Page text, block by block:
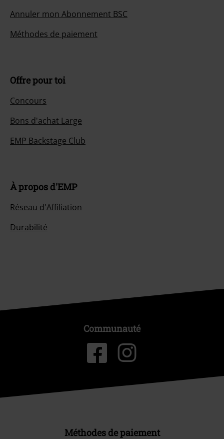
Annuler mon Abonnement BSC
Méthodes de paiement
Offre pour toi
Concours
Bons d'achat Large
EMP Backstage Club
À propos d'EMP
Réseau d'Affiliation
Durabilité
Communauté
Méthodes de paiement